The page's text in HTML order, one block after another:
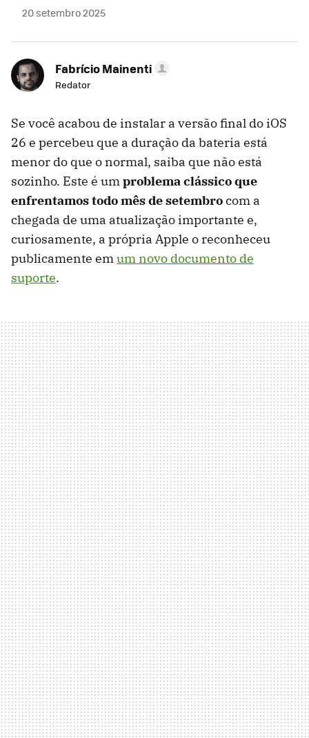
20 setembro 2025
Fabrício Mainenti
Redator
Se você acabou de instalar a versão final do iOS
26 e percebeu que a duração da bateria está
menor do que o normal, saiba que não está
sozinho. Este é umproblema clássico que
enfrentamos todo mês de setembrocom a
chegada de uma atualização importante e,
curiosamente, a própria Apple o reconheceu
publicamente emum novo documento de
suporte.